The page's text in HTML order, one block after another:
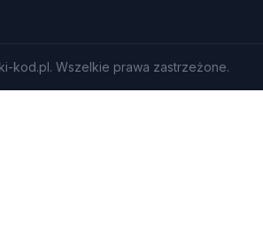
kod.pl. Wszelkie prawa zastrzeżone.